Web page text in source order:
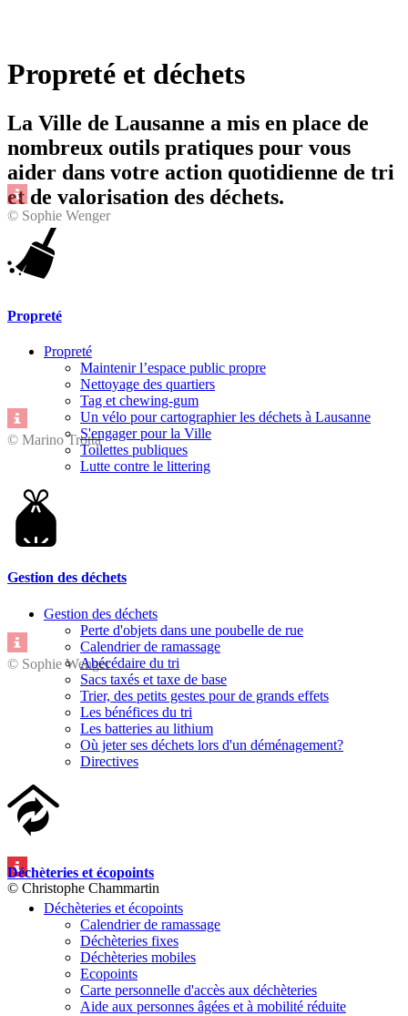
© Sophie Wenger
© Marino Trotta
© Sophie Wenger
© Christophe Chammartin
Propreté et déchets
La Ville de Lausanne a mis en place de
nombreux outils pratiques pour vous
aider dans votre action quotidienne de tri
et de valorisation des déchets.
Propreté
Propreté
Maintenir l’espace public propre
Nettoyage des quartiers
Tag et chewing-gum
Un vélo pour cartographier les déchets à Lausanne
S'engager pour la Ville
Toilettes publiques
Lutte contre le littering
Gestion des déchets
Gestion des déchets
Perte d'objets dans une poubelle de rue
Calendrier de ramassage
Abécédaire du tri
Sacs taxés et taxe de base
Trier, des petits gestes pour de grands effets
Les bénéfices du tri
Les batteries au lithium
Où jeter ses déchets lors d'un déménagement?
Directives
Déchèteries et écopoints
Déchèteries et écopoints
Calendrier de ramassage
Déchèteries fixes
Déchèteries mobiles
Ecopoints
Carte personnelle d'accès aux déchèteries
Aide aux personnes âgées et à mobilité réduite